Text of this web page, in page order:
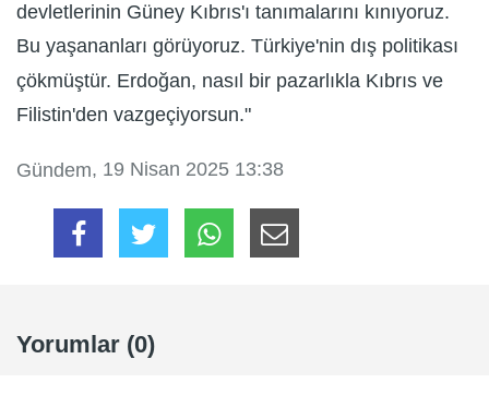
devletlerinin Güney Kıbrıs'ı tanımalarını kınıyoruz.
Bu yaşananları görüyoruz. Türkiye'nin dış politikası
çökmüştür. Erdoğan, nasıl bir pazarlıkla Kıbrıs ve
Filistin'den vazgeçiyorsun."
Gündem, 19 Nisan 2025 13:38
Yorumlar (0)